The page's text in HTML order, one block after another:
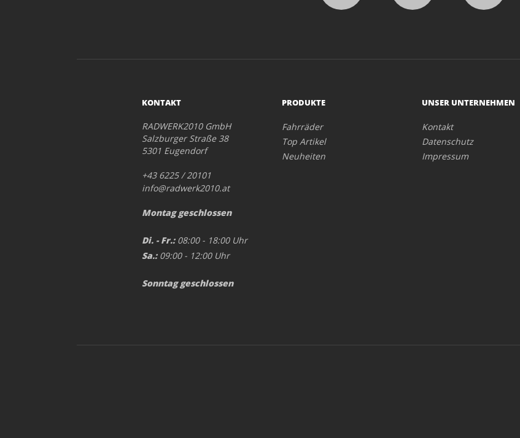
KONTAKT
RADWERK2010 GmbH
Salzburger Straße 38
5301 Eugendorf
+43 6225 / 20101
info@radwerk2010.at
Montag geschlossen
Di. - Fr.:08:00 - 18:00 Uhr
Sa.:09:00 - 12:00 Uhr
Sonntag geschlossen
PRODUKTE
Fahrräder
Top Artikel
Neuheiten
UNSER UNTERNEHMEN
Kontakt
Datenschutz
Impressum